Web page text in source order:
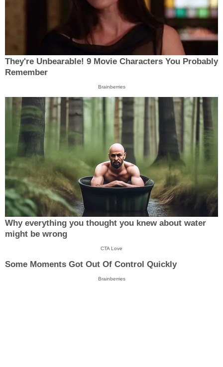
They're Unbearable! 9 Movie Characters You Probably
Remember
Brainberries
Why everything you thought you knew about water
might be wrong
CTA Love
Some Moments Got Out Of Control Quickly
Brainberries